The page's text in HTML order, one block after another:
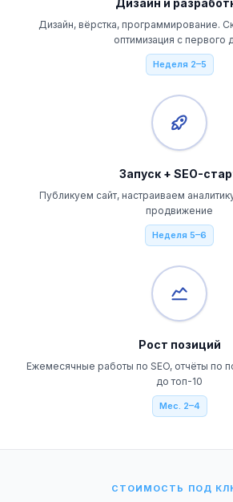
Дизайн и
Дизайн, вёрстка, программирование.
оптимизация с первого
Неделя 2–5
Запуск + SEO-
Публикуем сайт, настраиваем
продвижение
Неделя 5–6
Рост позиций
Ежемесячные работы по SEO, отчёты по
до топ-10
Мес. 2–4
СТОИМОСТЬ ПОД